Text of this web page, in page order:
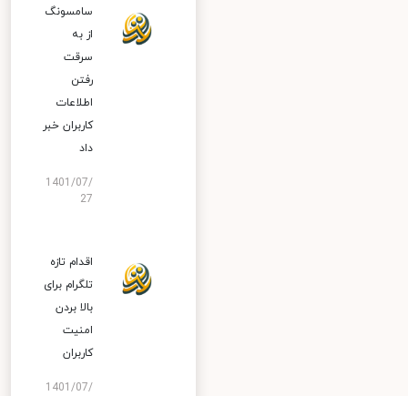
سامسونگ
از به
سرقت
رفتن
اطلاعات
کاربران خبر
داد
1401/07/
27
اقدام تازه
تلگرام برای
بالا بردن
امنیت
کاربران
1401/07/